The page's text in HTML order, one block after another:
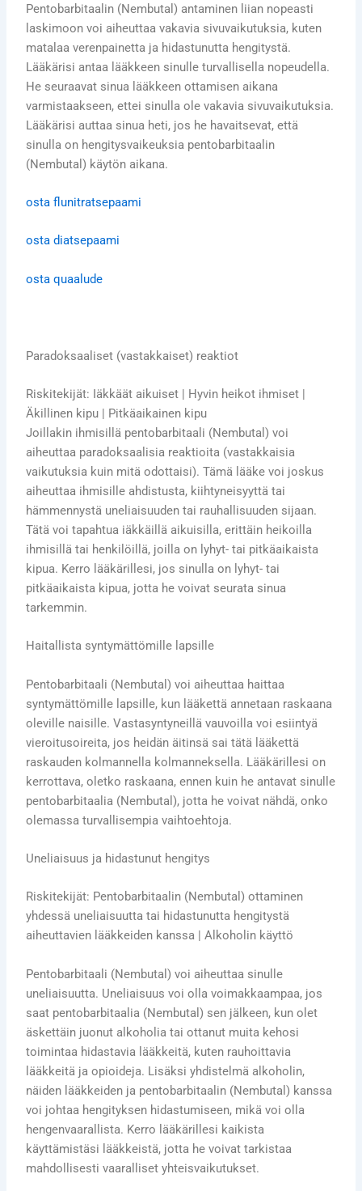
Pentobarbitaalin (Nembutal) antaminen liian nopeasti
laskimoon voi aiheuttaa vakavia sivuvaikutuksia, kuten
matalaa verenpainetta ja hidastunutta hengitystä.
Lääkärisi antaa lääkkeen sinulle turvallisella nopeudella.
He seuraavat sinua lääkkeen ottamisen aikana
varmistaakseen, ettei sinulla ole vakavia sivuvaikutuksia.
Lääkärisi auttaa sinua heti, jos he havaitsevat, että
sinulla on hengitysvaikeuksia pentobarbitaalin
(Nembutal) käytön aikana.
osta flunitratsepaami
osta diatsepaami
osta quaalude
Paradoksaaliset (vastakkaiset) reaktiot
Riskitekijät: Iäkkäät aikuiset | Hyvin heikot ihmiset |
Äkillinen kipu | Pitkäaikainen kipu
Joillakin ihmisillä pentobarbitaali (Nembutal) voi
aiheuttaa paradoksaalisia reaktioita (vastakkaisia
vaikutuksia kuin mitä odottaisi). Tämä lääke voi joskus
aiheuttaa ihmisille ahdistusta, kiihtyneisyyttä tai
hämmennystä uneliaisuuden tai rauhallisuuden sijaan.
Tätä voi tapahtua iäkkäillä aikuisilla, erittäin heikoilla
ihmisillä tai henkilöillä, joilla on lyhyt- tai pitkäaikaista
kipua. Kerro lääkärillesi, jos sinulla on lyhyt- tai
pitkäaikaista kipua, jotta he voivat seurata sinua
tarkemmin.
Haitallista syntymättömille lapsille
Pentobarbitaali (Nembutal) voi aiheuttaa haittaa
syntymättömille lapsille, kun lääkettä annetaan raskaana
oleville naisille. Vastasyntyneillä vauvoilla voi esiintyä
vieroitusoireita, jos heidän äitinsä sai tätä lääkettä
raskauden kolmannella kolmanneksella. Lääkärillesi on
kerrottava, oletko raskaana, ennen kuin he antavat sinulle
pentobarbitaalia (Nembutal), jotta he voivat nähdä, onko
olemassa turvallisempia vaihtoehtoja.
Uneliaisuus ja hidastunut hengitys
Riskitekijät: Pentobarbitaalin (Nembutal) ottaminen
yhdessä uneliaisuutta tai hidastunutta hengitystä
aiheuttavien lääkkeiden kanssa | Alkoholin käyttö
Pentobarbitaali (Nembutal) voi aiheuttaa sinulle
uneliaisuutta. Uneliaisuus voi olla voimakkaampaa, jos
saat pentobarbitaalia (Nembutal) sen jälkeen, kun olet
äskettäin juonut alkoholia tai ottanut muita kehosi
toimintaa hidastavia lääkkeitä, kuten rauhoittavia
lääkkeitä ja opioideja. Lisäksi yhdistelmä alkoholin,
näiden lääkkeiden ja pentobarbitaalin (Nembutal) kanssa
voi johtaa hengityksen hidastumiseen, mikä voi olla
hengenvaarallista. Kerro lääkärillesi kaikista
käyttämistäsi lääkkeistä, jotta he voivat tarkistaa
mahdollisesti vaaralliset yhteisvaikutukset.